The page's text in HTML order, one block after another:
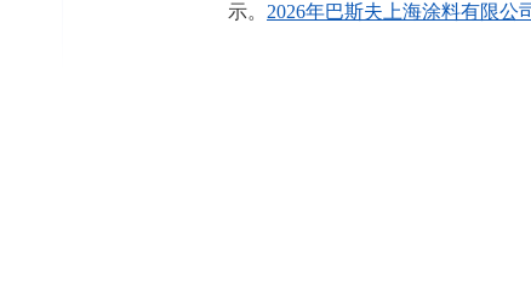
示。 2026年巴斯夫上海涂料有限公